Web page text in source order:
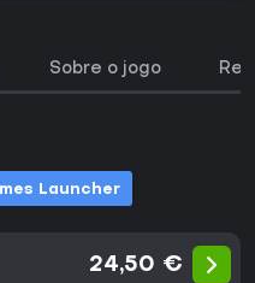
Sobre o jogo
Launcher
24,50 €